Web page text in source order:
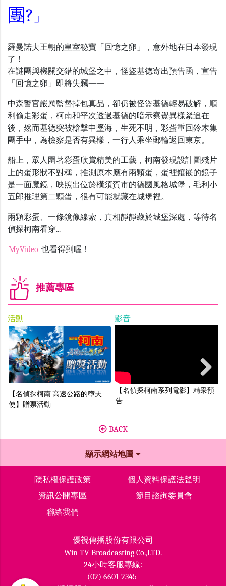
團? 」
羅曼諾夫王朝的皇室秘寶 「 回憶之卵」，意外地在日本發現
了！
在謎團與機關交錯的城堡之中，怪盜基德寄出預告函，宣告
「回憶之卵」即將失竊——
中森警官嚴厲監督掉包真品，卻仍被怪盜基德輕易破解，順
利偷走彩蛋，柯南和平次透過基德的暗示察覺異樣緊追在
後，然而基德突被槍擊中墜海，生死不明，彩蛋重回鈴木集
團手中，為檢察是否有異樣，一行人乘坐郵輪返回東京。
船上，眾人圍著彩蛋欣賞精美的工藝，柯南發現設計圖殘片
上的蛋形狀不對稱，推測原本應有兩顆蛋，蛋裡鑲嵌的鏡子
是一面魔鏡，映照出位於橫須賀市的德國風格城堡，毛利小
五郎推理第二顆蛋，很有可能就藏在城堡裡。
兩顆彩蛋、一條鏡像線索，真相靜靜藏於城堡深處，等待名
偵探柯南看穿...
MyVideo 也看得到喔！
推薦專區
活動
【名偵探柯南 高速公路的墮天
使】贈票活動
影音
【名偵探柯南系列電影】精采預
告
Next
BACK
顯示網站地圖
隱私權保護政策
個人資料保護法聲明
資訊公開專區
節目諮詢委員會
聯絡我們
優視傳播股份有限公司
Win TV Broadcasting Co.,LTD.
24小時客服專線:
(02) 6601-2345